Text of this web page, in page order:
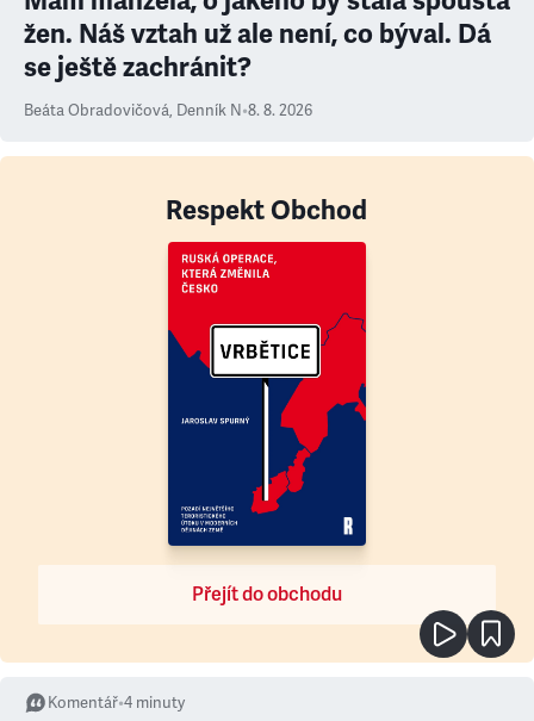
žen. Náš vztah už ale není, co býval. Dá
se ještě zachránit?
Beáta Obradovičová, Denník N•8. 8. 2026
Respekt Obchod
Přejít do obchodu
Komentář•4 minuty